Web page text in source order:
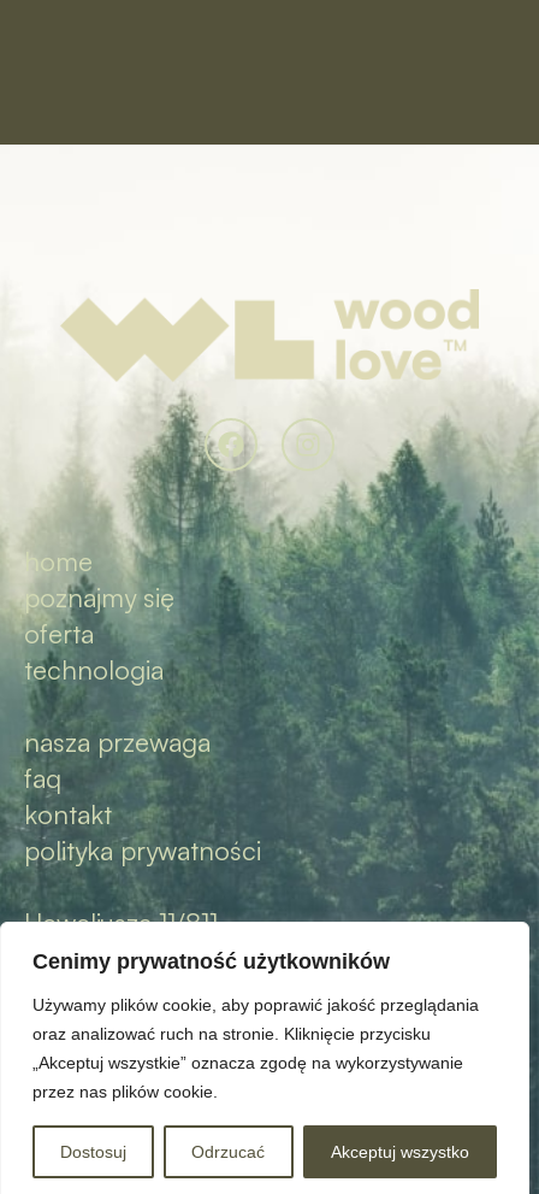
Cenimy prywatność użytkowników
Używamy plików cookie, aby poprawić jakość przeglądania
oraz analizować ruch na stronie. Kliknięcie przycisku
„Akceptuj wszystkie” oznacza zgodę na wykorzystywanie
przez nas plików cookie.
Dostosuj Odrzucać Akceptuj wszystko
home
poznajmy się
oferta
technologia
nasza przewaga
faq
kontakt
polityka prywatności
Heweliusza 11/811,
80-890 Gdańsk
bok@woodlove.com.pl
+48 502 814 615
created by unitsoft